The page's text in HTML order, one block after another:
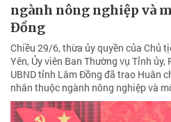
ngành nông nghiệp và
Đồng
Chiều 29/6, thừa ủy quyền của Chủ
Yên, Ủy viên Ban Thường vụ Tỉnh
UBND tỉnh Lâm Đồng đã trao Huân
nhân thuộc ngành nông nghiệp và